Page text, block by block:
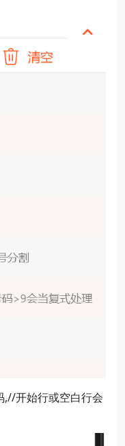
开始行或空白行会